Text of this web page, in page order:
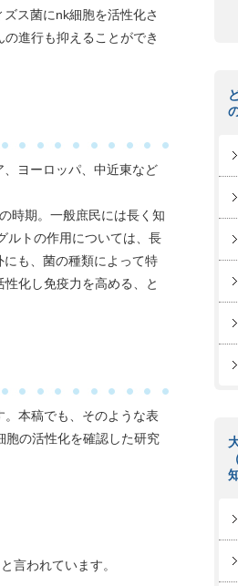
ス菌にnk細胞を活性化さ
進行も抑えることができ
ヨーロッパ、中近東など
時期。一般庶民には長く知
ルトの作用については、長
も、菌の種類によって特
化し免疫力を高める、と
本稿でも、そのような表
胞の活性化を確認した研究
言われています。